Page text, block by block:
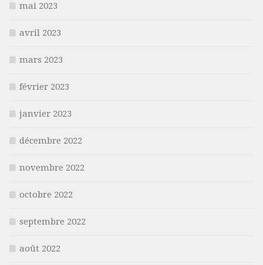
mai 2023
avril 2023
mars 2023
février 2023
janvier 2023
décembre 2022
novembre 2022
octobre 2022
septembre 2022
août 2022